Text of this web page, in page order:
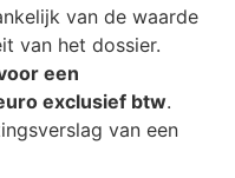
van de waarde
van het dossier.
een
exclusief btw.
van een